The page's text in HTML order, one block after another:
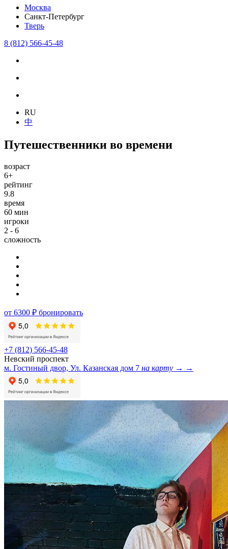
Москва
Санкт-Петербург
Тверь
8 (812) 566-45-48
RU
中
Путешественники во времени
возраст
6+
рейтинг
9.8
время
60 мин
игроки
2 - 6
сложность
от 6300 ₽ бронировать
+7 (812) 566-45-48
Невский проспект
м. Гостиный двор, Ул. Казанская дом 7 на карту → →